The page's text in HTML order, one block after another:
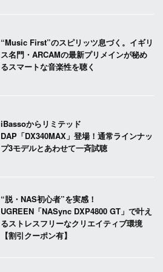
“Music First”のスピリッツ息づく。イギリ
ス名門・ARCAMの最新プリメインが秘め
るスマートな音楽性を聴く
iBassoからリミテッド
DAP「DX340MAX」登場！通常ラインナッ
プ3モデルとあわせて一斉試聴
“脱・NAS初心者”を実感！
UGREEN「NASync DXP4800 GT」で叶え
るストレスフリーなクリエイティブ環境
【割引クーポン有】